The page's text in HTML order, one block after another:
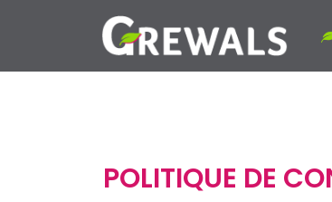
POLITIQUE DE